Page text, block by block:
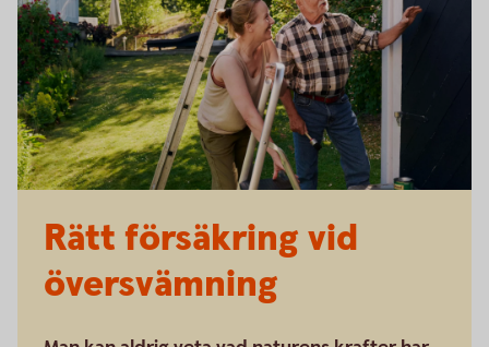
Rätt försäkring vid
översvämning